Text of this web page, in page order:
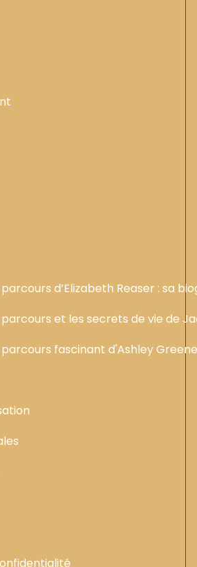
d’Elizabeth Reaser : sa
et les secrets de vie de
fascinant d'Ashley